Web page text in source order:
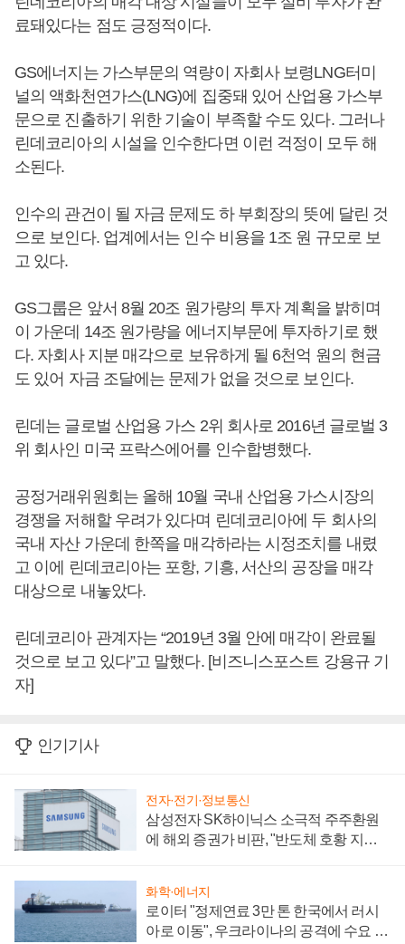
료돼있다는 점도 긍정적이다.
GS에너지는 가스부문의 역량이 자회사 보령LNG터미
널의 액화천연가스(LNG)에 집중돼 있어 산업용 가스부
문으로 진출하기 위한 기술이 부족할 수도 있다. 그러나
린데코리아의 시설을 인수한다면 이런 걱정이 모두 해
소된다.
인수의 관건이 될 자금 문제도 하 부회장의 뜻에 달린 것
으로 보인다. 업계에서는 인수 비용을 1조 원 규모로 보
고 있다.
GS그룹은 앞서 8월 20조 원가량의 투자 계획을 밝히며
이 가운데 14조 원가량을 에너지부문에 투자하기로 했
다. 자회사 지분 매각으로 보유하게 될 6천억 원의 현금
도 있어 자금 조달에는 문제가 없을 것으로 보인다.
린데는 글로벌 산업용 가스 2위 회사로 2016년 글로벌 3
위 회사인 미국 프락스에어를 인수합병했다.
공정거래위원회는 올해 10월 국내 산업용 가스시장의
경쟁을 저해할 우려가 있다며 린데코리아에 두 회사의
국내 자산 가운데 한쪽을 매각하라는 시정조치를 내렸
고 이에 린데코리아는 포항, 기흥, 서산의 공장을 매각
대상으로 내놓았다.
린데코리아 관계자는 “2019년 3월 안에 매각이 완료될
것으로 보고 있다”고 말했다. [비즈니스포스트 강용규 기
자]
인기기사
전자·전기·정보통신
삼성전자 SK하이닉스 소극적 주주환원
에 해외 증권가 비판, "반도체 호황 지속
화학·에너지
로이터 "정제연료 3만 톤 한국에서 러시
아로 이동", 우크라이나의 공격에 수요 늘